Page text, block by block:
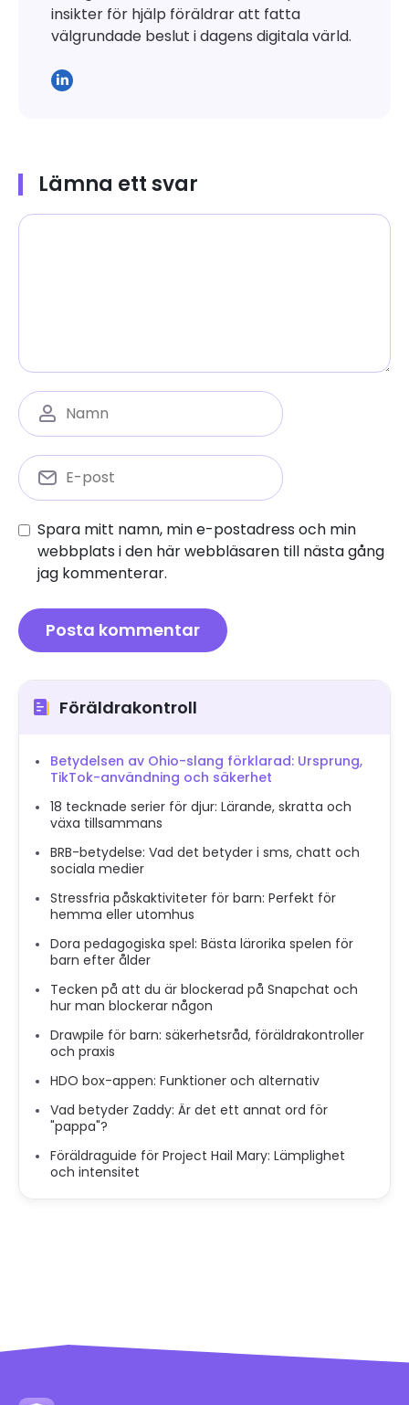
insikter för hjälp föräldrar att fatta
välgrundade beslut i dagens digitala värld.
Lämna ett svar
Spara mitt namn, min e-postadress och min
webbplats i den här webbläsaren till nästa gång
jag kommenterar.
Föräldrakontroll
Betydelsen av Ohio-slang förklarad: Ursprung,
TikTok-användning och säkerhet
18 tecknade serier för djur: Lärande, skratta och
växa tillsammans
BRB-betydelse: Vad det betyder i sms, chatt och
sociala medier
Stressfria påskaktiviteter för barn: Perfekt för
hemma eller utomhus
Dora pedagogiska spel: Bästa lärorika spelen för
barn efter ålder
Tecken på att du är blockerad på Snapchat och
hur man blockerar någon
Drawpile för barn: säkerhetsråd, föräldrakontroller
och praxis
HDO box-appen: Funktioner och alternativ
Vad betyder Zaddy: Är det ett annat ord för
"pappa"?
Föräldraguide för Project Hail Mary: Lämplighet
och intensitet